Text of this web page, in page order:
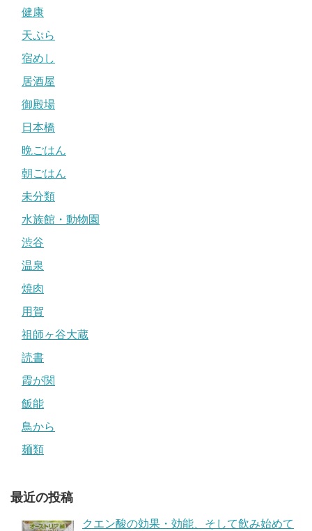
健康
天ぷら
宿めし
居酒屋
御殿場
日本橋
晩ごはん
朝ごはん
未分類
水族館・動物園
渋谷
温泉
焼肉
用賀
祖師ヶ谷大蔵
読書
霞が関
飯能
鳥から
麺類
最近の投稿
クエン酸の効果・効能、そして飲み始めて